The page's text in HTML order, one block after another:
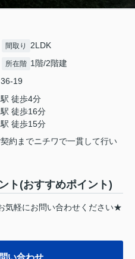
間取り 2LDK
所在階 1階/2階建
19
徒歩4分
駅 徒歩16分
駅 徒歩15分
約までニチワで一貫して行い
ト(おすすめポイント)
軽にお問い合わせください★
い合わせ